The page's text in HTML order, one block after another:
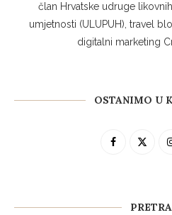
član Hrvatske udruge
umjetnosti (ULUPUH), travel
digitalni marketing
OSTANIMO U